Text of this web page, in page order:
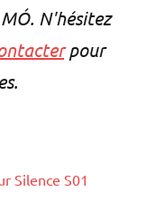
N'hésitez
pour
Silence S01